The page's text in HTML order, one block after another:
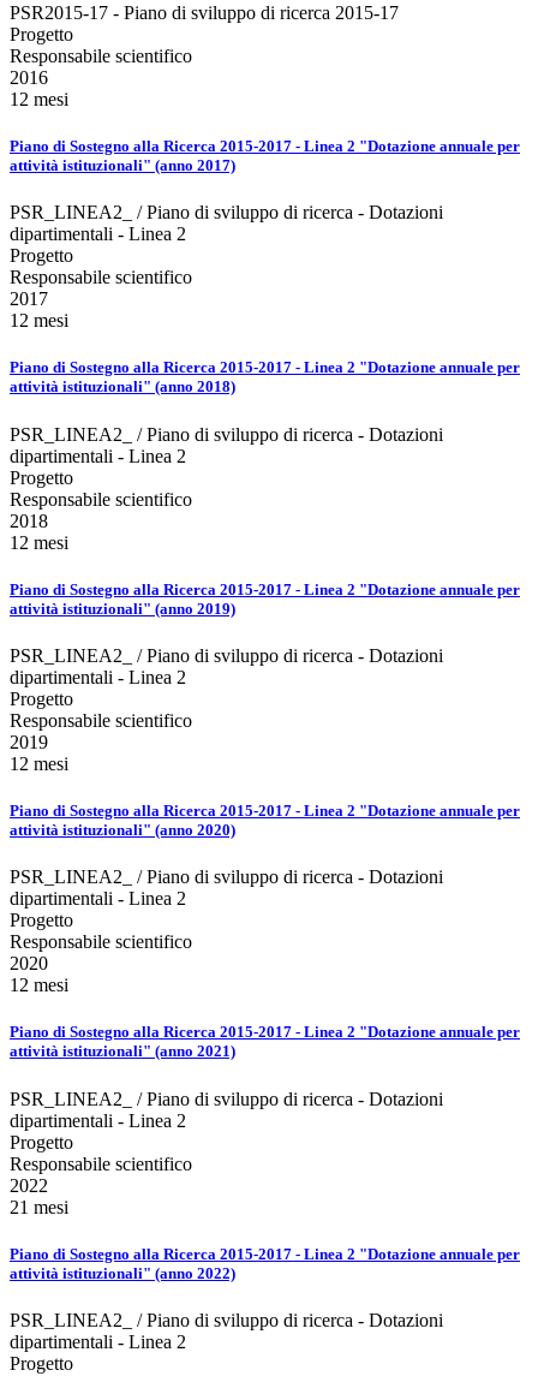
PSR2015-17 - Piano di sviluppo di ricerca 2015-17
Progetto
Responsabile scientifico
2016
12 mesi
Piano di Sostegno alla Ricerca 2015-2017 - Linea 2 "Dotazione annuale per
attività istituzionali" (anno 2017)
PSR_LINEA2_ / Piano di sviluppo di ricerca - Dotazioni
dipartimentali - Linea 2
Progetto
Responsabile scientifico
2017
12 mesi
Piano di Sostegno alla Ricerca 2015-2017 - Linea 2 "Dotazione annuale per
attività istituzionali" (anno 2018)
PSR_LINEA2_ / Piano di sviluppo di ricerca - Dotazioni
dipartimentali - Linea 2
Progetto
Responsabile scientifico
2018
12 mesi
Piano di Sostegno alla Ricerca 2015-2017 - Linea 2 "Dotazione annuale per
attività istituzionali" (anno 2019)
PSR_LINEA2_ / Piano di sviluppo di ricerca - Dotazioni
dipartimentali - Linea 2
Progetto
Responsabile scientifico
2019
12 mesi
Piano di Sostegno alla Ricerca 2015-2017 - Linea 2 "Dotazione annuale per
attività istituzionali" (anno 2020)
PSR_LINEA2_ / Piano di sviluppo di ricerca - Dotazioni
dipartimentali - Linea 2
Progetto
Responsabile scientifico
2020
12 mesi
Piano di Sostegno alla Ricerca 2015-2017 - Linea 2 "Dotazione annuale per
attività istituzionali" (anno 2021)
PSR_LINEA2_ / Piano di sviluppo di ricerca - Dotazioni
dipartimentali - Linea 2
Progetto
Responsabile scientifico
2022
21 mesi
Piano di Sostegno alla Ricerca 2015-2017 - Linea 2 "Dotazione annuale per
attività istituzionali" (anno 2022)
PSR_LINEA2_ / Piano di sviluppo di ricerca - Dotazioni
dipartimentali - Linea 2
Progetto